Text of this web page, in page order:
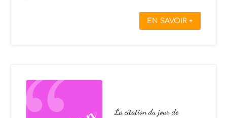
EN SAVOIR +
La citation du jour de